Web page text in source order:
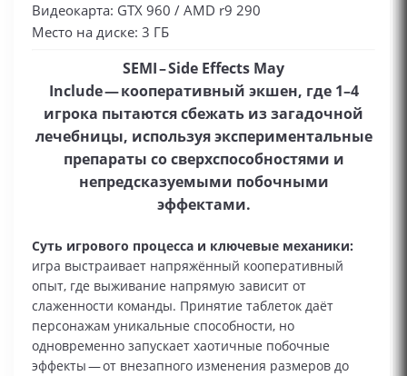
Видеокарта: GTX 960 / AMD r9 290
Место на диске: 3 ГБ
SEMI – Side Effects May
Include — кооперативный экшен, где 1–4
игрока пытаются сбежать из загадочной
лечебницы, используя экспериментальные
препараты со сверхспособностями и
непредсказуемыми побочными
эффектами.
Суть игрового процесса и ключевые механики:
игра выстраивает напряжённый кооперативный
опыт, где выживание напрямую зависит от
слаженности команды. Принятие таблеток даёт
персонажам уникальные способности, но
одновременно запускает хаотичные побочные
эффекты — от внезапного изменения размеров до